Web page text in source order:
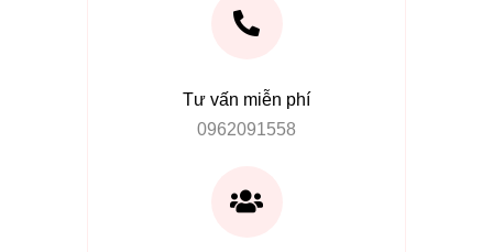
Tư vấn miễn phí
0962091558